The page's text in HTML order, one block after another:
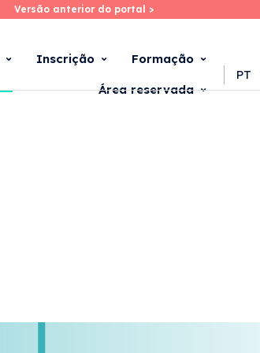
Skip
main
Versão anterior do portal >
Versão anterior do portal >
Inscrição Formação
Área reservada
PT